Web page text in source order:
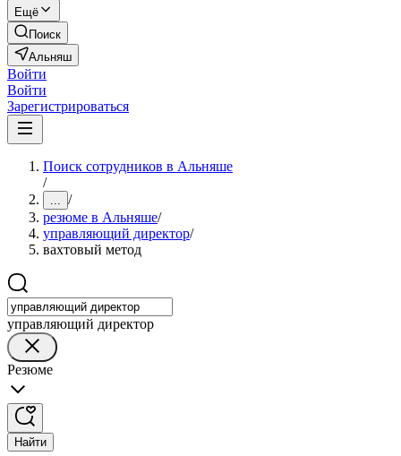
Ещё
Поиск
Альняш
Войти
Войти
Зарегистрироваться
Поиск сотрудников в Альняше
/
... /
резюме в Альняше/
управляющий директор/
вахтовый метод
управляющий директор
Резюме
Найти